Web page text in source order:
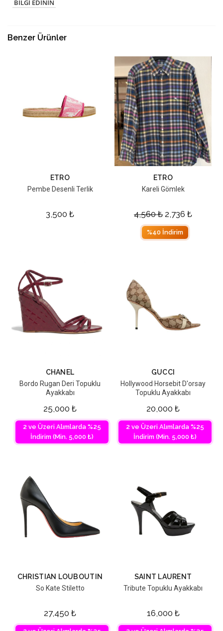
BILGI EDININ
Benzer Ürünler
ETRO
Pembe Desenli Terlik
3,500 ₺
ETRO
Kareli Gömlek
4,560₺ 2,736 ₺
%40 İndirim
CHANEL
Bordo Rugan Deri Topuklu
Ayakkabı
25,000 ₺
2 ve Üzeri Alımlarda %25
İndirim (Min. 5,000 ₺)
GUCCI
Hollywood Horsebit D'orsay
Topuklu Ayakkabı
20,000 ₺
2 ve Üzeri Alımlarda %25
İndirim (Min. 5,000 ₺)
CHRISTIAN LOUBOUTIN
So Kate Stiletto
27,450 ₺
SAINT LAURENT
Tribute Topuklu Ayakkabı
16,000 ₺